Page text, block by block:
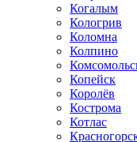
Когалым
Кологрив
Коломна
Колпино
Копейск
Королёв
Кострома
Котлас